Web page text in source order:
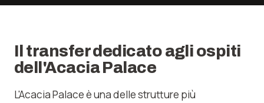
Il transfer dedicato agli ospiti
dell'Acacia Palace
L'Acacia Palace è una delle strutture più